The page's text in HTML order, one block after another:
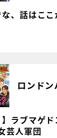
、話はこ
ロンドン
】ラブマゲ
芸人軍団